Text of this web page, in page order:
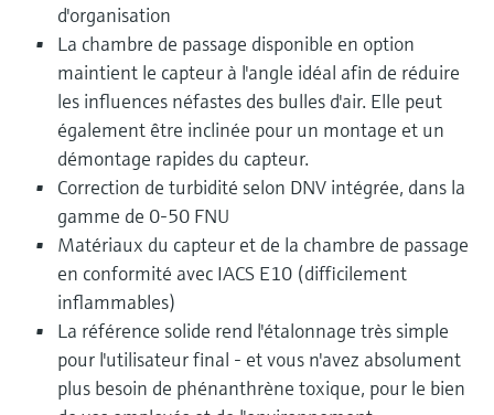
d'organisation
La chambre de passage disponible en option
maintient le capteur à l'angle idéal afin de réduire
les influences néfastes des bulles d'air. Elle peut
également être inclinée pour un montage et un
démontage rapides du capteur.
Correction de turbidité selon DNV intégrée, dans la
gamme de 0-50 FNU
Matériaux du capteur et de la chambre de passage
en conformité avec IACS E10 (difficilement
inflammables)
La référence solide rend l'étalonnage très simple
pour l'utilisateur final - et vous n'avez absolument
plus besoin de phénanthrène toxique, pour le bien